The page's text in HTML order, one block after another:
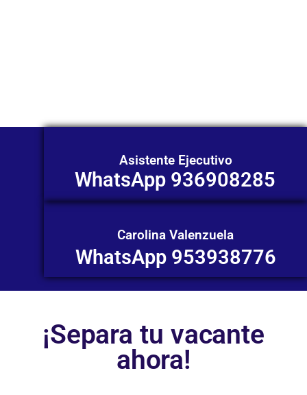
Asistente Ejecutivo
WhatsApp 936908285
Carolina Valenzuela
WhatsApp 953938776
¡Separa tu vacante
ahora!